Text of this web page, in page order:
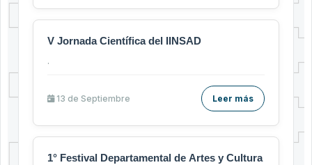
V Jornada Científica del IINSAD
.
13 de Septiembre Leer más
1° Festival Departamental de Artes y Cultura